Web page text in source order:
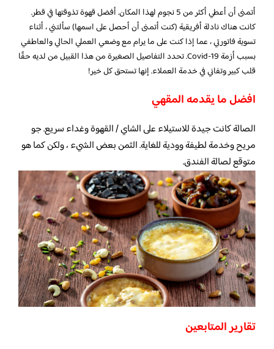
أتمنى أن أعطي أكثر من 5 نجوم لهذا المكان. أفضل قهوة تذوقتها في قطر.
كانت هناك نادلة أفريقية (كنت أتمنى أن أحصل على اسمها) سألتني ، أثناء
تسوية فاتورتي ، عما إذا كنت على ما يرام مع وضعي العملي الحالي والعاطفي
بسبب أزمة Covid-19. تحدد التفاصيل الصغيرة من هذا القبيل من لديه حقًا
قلب كبير وتفاني في خدمة العملاء. إنها تستحق كل خير!
افضل ما يقدمه المقهي
الصالة كانت جيدة للاستيلاء على الشاي / القهوة وغداء سريع. جو
مريح وخدمة لطيفة وودية للغاية. الثمن بعض الشيء ، ولكن كما هو
متوقع لصالة الفندق.
تقارير المتابعين